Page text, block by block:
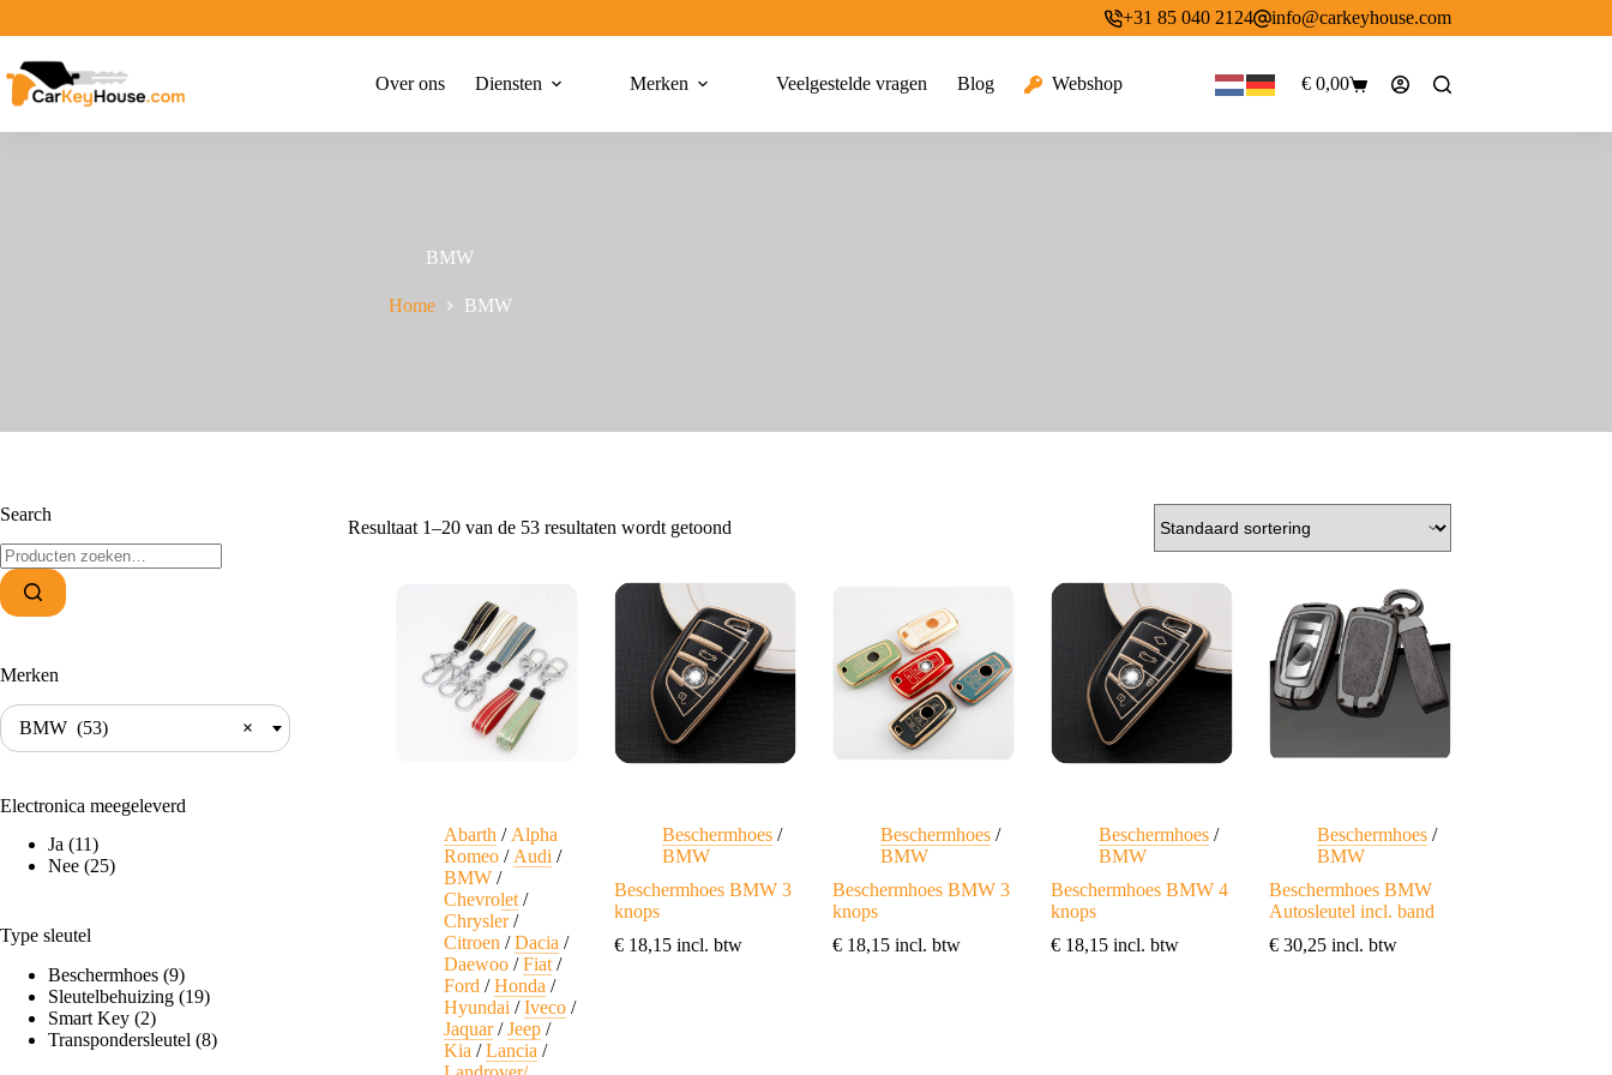
inhoud
+31 85 040 2124 info@carkeyhouse.com
Over ons Diensten Merken Veelgestelde vragen Blog Webshop Winkelwagen
€0,00
BMW
Home BMW
Resultaat 1–20 van de 53 resultaten wordt getoond
Abarth / Alpha
Romeo / Audi /
BMW /
Chevrolet /
Chrysler/
Citroen /Dacia /
Daewoo /Fiat /
Ford /Honda /
Hyundai /Iveco /
Jaquar/Jeep /
Kia /Lancia /
Beschermhoes /
BMW
Beschermhoes BMW 3
knops
€ 18,15 incl. btw
Beschermhoes /
BMW
Beschermhoes BMW 3
knops
€ 18,15 incl. btw
Beschermhoes/
BMW
Beschermhoes BMW 4
knops
€18,15incl. btw
Beschermhoes/
BMW
Beschermhoes BMW
Autosleutel incl. band
€30,25incl. btw
Search
Zoeken
naar:
Merken
×
BMW (53)
Electronica meegeleverd
Ja (11)
Nee (25)
Type sleutel
Beschermhoes (9)
Sleutelbehuizing (19)
Smart Key (2)
Transpondersleutel (8)